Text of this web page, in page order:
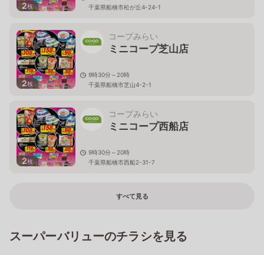
2枚
千葉県船橋市松が丘4-24-1
2枚
コープみらい
ミニコープ芝山店
9時30分～20時
千葉県船橋市芝山4-2-1
2枚
コープみらい
ミニコープ西船店
9時30分～20時
千葉県船橋市西船2-31-7
すべて見る
スーパーバリューのチラシを見る